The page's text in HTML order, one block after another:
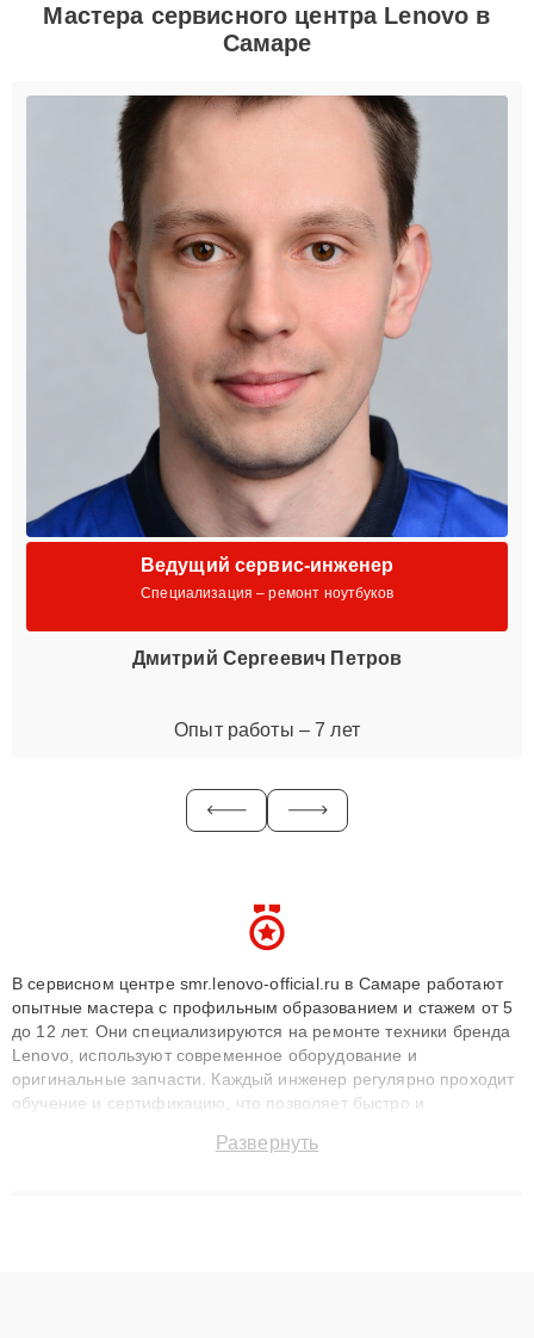
Мастера сервисного центра Lenovo в
Самаре
Ведущий сервис-инженер
Специализация – ремонт ноутбуков
Дмитрий Сергеевич Петров
Опыт работы – 7 лет
В сервисном центре smr.lenovo-official.ru в Самаре работают
опытные мастера с профильным образованием и стажем от 5
до 12 лет. Они специализируются на ремонте техники бренда
Lenovo, используют современное оборудование и
оригинальные запчасти. Каждый инженер регулярно проходит
обучение и сертификацию, что позволяет быстро и
сохранением гарантии до 3 лет. Наши мастера решают
Развернуть